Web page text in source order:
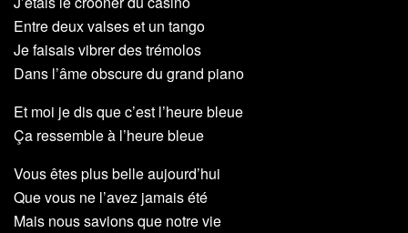
Entre deux valses et un tango
Je faisais vibrer des trémolos
Dans l’âme obscure du grand piano
Et moi je dis que c’est l’heure bleue
Ça ressemble à l’heure bleue
Vous êtes plus belle aujourd’hui
Que vous ne l’avez jamais été
Mais nous savions que notre vie